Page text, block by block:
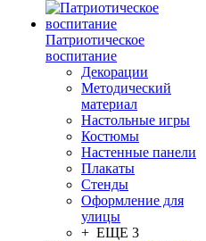
Патриотическое
воспитание
Декорации
Методический
материал
Настольные игры
Костюмы
Настенные панели
Плакаты
Стенды
Оформление для
улицы
+ ЕЩЕ 3